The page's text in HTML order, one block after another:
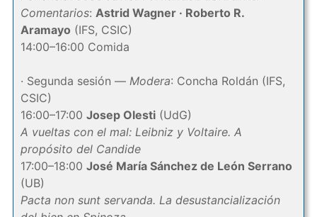
Comentarios: Astrid Wagner · Roberto R.
Aramayo (IFS, CSIC)
14:00–16:00 Comida
· Segunda sesión — Modera: Concha Roldán (IFS,
CSIC)
16:00–17:00 Josep Olesti(UdG)
A vueltas con el mal: Leibniz y Voltaire. A
propósito del Candide
17:00–18:00 José María Sánchez de León Serrano
(UB)
Pacta non sunt servanda. La desustancialización